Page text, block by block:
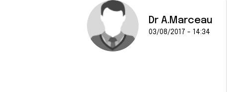
Dr A.Marceau
03/08/2017 - 14:34